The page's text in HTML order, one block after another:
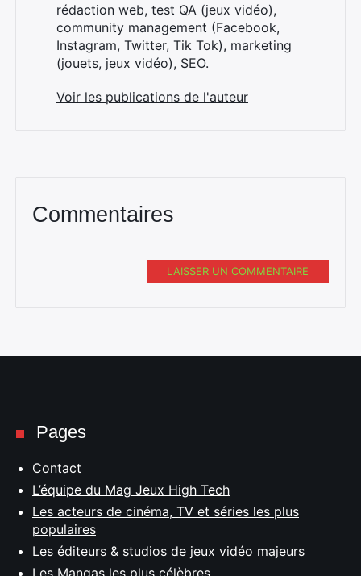
rédaction web, test QA (jeux vidéo),
community management (Facebook,
Instagram, Twitter, Tik Tok), marketing
(jouets, jeux vidéo), SEO.
Voir les publications de l'auteur
Commentaires
LAISSER UN COMMENTAIRE
Pages
Contact
L’équipe du Mag Jeux High Tech
Les acteurs de cinéma, TV et séries les plus
populaires
Les éditeurs & studios de jeux vidéo majeurs